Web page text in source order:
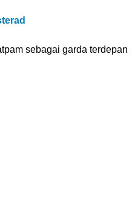
sebagai garda terdepan